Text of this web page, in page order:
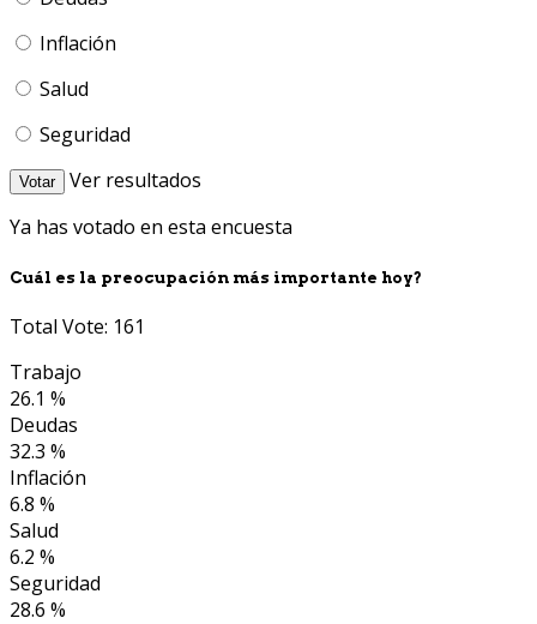
Inflación
Salud
Seguridad
Votar
Ver resultados
Ya has votado en esta encuesta
Cuál es la preocupación más importante hoy?
Total Vote: 161
Trabajo
26.1 %
Deudas
32.3 %
Inflación
6.8 %
Salud
6.2 %
Seguridad
28.6 %